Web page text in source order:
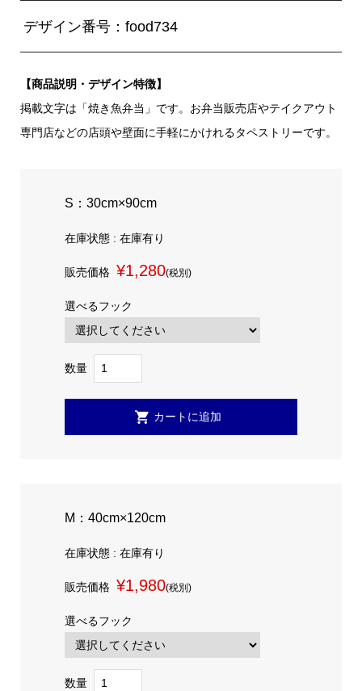
デザイン番号：food734
【商品説明・デザイン特徴】
掲載文字は「焼き魚弁当」です。お弁当販売店やテイクアウト
専門店などの店頭や壁面に手軽にかけれるタペストリーです。
S：30cm×90cm
在庫状態 : 在庫有り
販売価格 ¥1,280(税別)
選べるフック
数量
M：40cm×120cm
在庫状態 : 在庫有り
販売価格 ¥1,980(税別)
選べるフック
数量